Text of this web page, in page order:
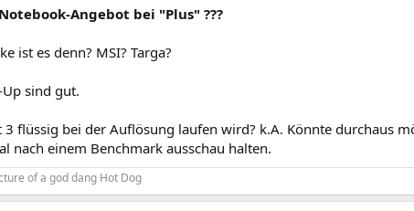
Angebot bei "Plus" ???
ist es denn? MSI? Targa?
Up sind gut.
3 flüssig bei der Auflösung laufen wird? k.A. Könnte durchaus
nach einem Benchmark ausschau halten.
of a god dang Hot Dog